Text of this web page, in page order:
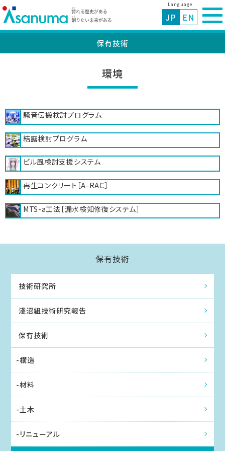
Language
JP EN
保有技術
環境
騒音伝搬検討プログラム
結露検討プログラム
ビル風検討支援システム
再生コンクリート［A-RAC］
MTS-a工法［漏水検知修復システム］
保有技術
技術研究所
淺沼組技術研究報告
保有技術
-構造
-材料
-土木
-リニューアル